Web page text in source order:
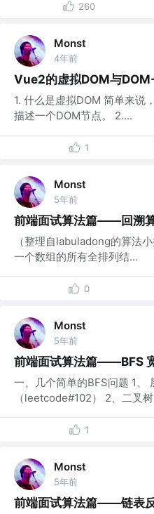
260
Monst
4年前
Vue2的虚拟DOM与
1. 什么是虚拟DOM 简单来说
描述一个DOM节点。 2....
1
Monst
5年前
前端面试算法篇——回溯
（整理自labuladong的算法
一个数组的所有全排列结...
0
Monst
5年前
前端面试算法篇——BFS
一、几个简单的BFS问题 1、
（leetcode#102） 2、二叉
1
Monst
5年前
前端面试算法篇——链表